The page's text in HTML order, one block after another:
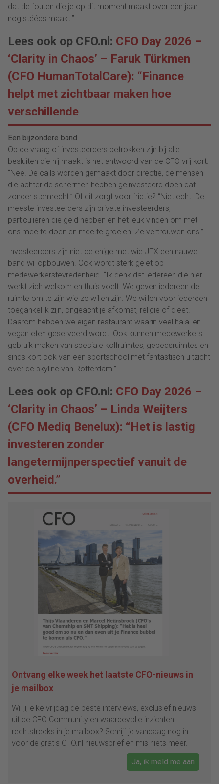
dat de fouten die je op dit moment maakt over een jaar
nog stééds maakt.”
Lees ook op CFO.nl: CFO Day 2026 –
‘Clarity in Chaos’ – Faruk Türkmen
(CFO HumanTotalCare): “Finance
helpt met zichtbaar maken hoe
verschillende
Een bijzondere band
Op de vraag of investeerders betrokken zijn bij alle
besluiten die hij maakt is het antwoord van de CFO vrij kort.
“Nee. De calls worden gemaakt door directie, de mensen
die achter de schermen hebben geïnvesteerd doen dat
zonder stemrecht.” Of dit zorgt voor frictie? “Niet echt. De
meeste investeerders zijn private investeerders,
particulieren die geld hebben en het leuk vinden om met
ons mee te doen en mee te groeien. Ze vertrouwen ons.”
Investeerders zijn niet de enige met wie JEX een nauwe
band wil opbouwen. Ook wordt sterk gelet op
medewerkerstevredenheid. “Ik denk dat iedereen die hier
werkt zich welkom en thuis voelt. We geven iedereen de
ruimte om te zijn wie ze willen zijn. We willen voor iedereen
toegankelijk zijn, ongeacht je afkomst, religie of dieet.
Daarom hebben we eigen restaurant waarin veel halal en
vegan eten geserveerd wordt. Ook kunnen medewerkers
gebruik maken van speciale kolfruimtes, gebedsruimtes en
sinds kort ook van een sportschool met fantastisch uitzicht
over de skyline van Rotterdam.”
Lees ook op CFO.nl: CFO Day 2026 –
‘Clarity in Chaos’ – Linda Weijters
(CFO Mediq Benelux): “Het is lastig
investeren zonder
langetermijnperspectief vanuit de
overheid.”
Ontvang elke week het laatste CFO-nieuws in
je mailbox
Wil jij elke vrijdag de beste interviews, exclusief nieuws
uit de CFO Community en waardevolle inzichten
rechtstreeks in je mailbox? Schrijf je vandaag nog in
voor de gratis CFO.nl nieuwsbrief en mis niets meer.
Ja, ik meld me aan